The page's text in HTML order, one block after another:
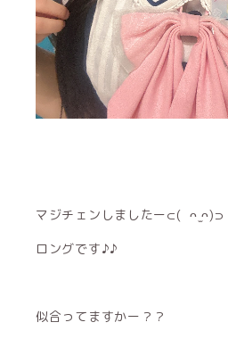
マジチェンしましたー⊂( ᴖ ̫ᴖ)⊃
ロングです♪︎♪︎
似合ってますかー？？